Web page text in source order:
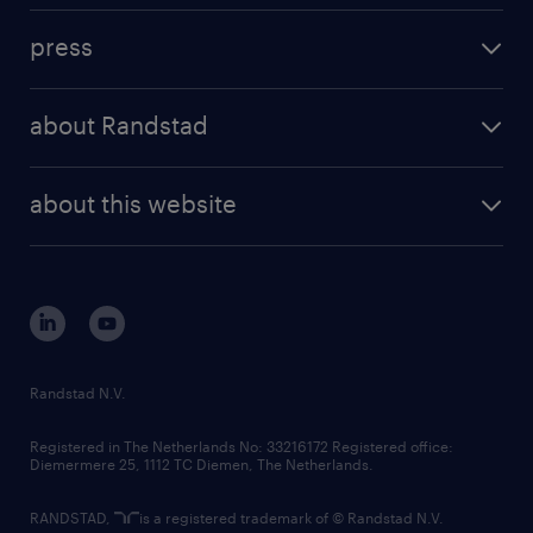
randstad professional
randstad digital
results and reports
press
about Randstad
corporate governance
randstad innovation fund
country websites
about this website
Randstad N.V.
Registered in The Netherlands No: 33216172 Registered office:
Diemermere 25, 1112 TC Diemen, The Netherlands.
RANDSTAD, is a registered trademark of © Randstad N.V.